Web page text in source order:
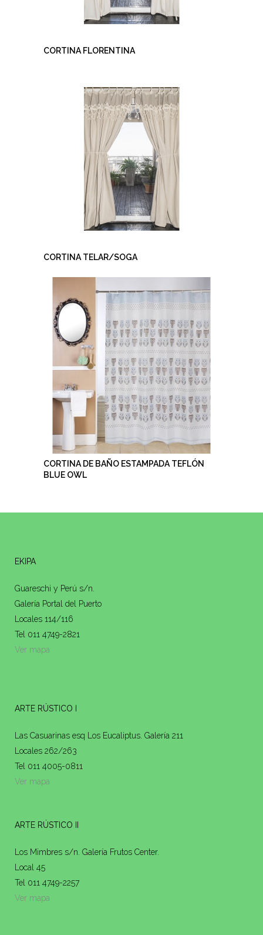
CORTINA FLORENTINA
CORTINA TELAR/SOGA
CORTINA DE BAÑO ESTAMPADA TEFLÓN
BLUE OWL
EKIPA
Guareschi y Perú s/n.
Galería Portal del Puerto
Locales 114/116
Tel 011 4749-2821
Ver mapa
ARTE RÚSTICO I
Las Casuarinas esq Los Eucaliptus. Galería 211
Locales 262/263
Tel 011 4005-0811
Ver mapa
ARTE RÚSTICO II
Los Mimbres s/n. Galería Frutos Center.
Local 45
Tel 011 4749-2257
Ver mapa